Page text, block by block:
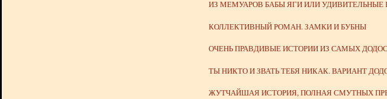
ИЗ МЕМУАРОВ БАБЫ ЯГИ ИЛИ
КОЛЛЕКТИВНЫЙ РОМАН. ЗАМКИ И БУБНЫ
ОЧЕНЬ ПРАВДИВЫЕ ИСТОРИИ ИЗ САМЫХ
ТЫ НИКТО И ЗВАТЬ ТЕБЯ НИКАК. ВАРИАНТ
ЖУТЧАЙШАЯ ИСТОРИЯ, ПОЛНАЯ СМУТНЫХ